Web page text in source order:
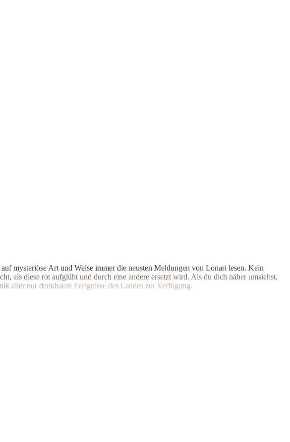
auf mysteriöse Art und Weise immer die neusten Meldungen von Lonari lesen. Kein
cht, als diese rot aufglüht und durch eine andere ersetzt wird. Als du dich näher umsiehst,
nik aller nur denkbaren Ereignisse des Landes zur Verfügung.